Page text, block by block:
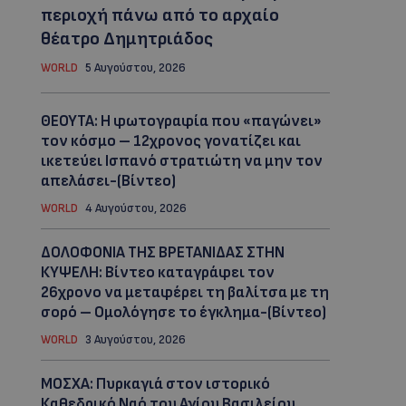
περιοχή πάνω από το αρχαίο
θέατρο Δημητριάδος
WORLD 5 Αυγούστου, 2026
ΘΕΟΥΤΑ: Η φωτογραφία που «παγώνει»
τον κόσμο – 12χρονος γονατίζει και
ικετεύει Ισπανό στρατιώτη να μην τον
απελάσει-(Βίντεο)
WORLD 4 Αυγούστου, 2026
ΔΟΛΟΦΟΝΙΑ ΤΗΣ ΒΡΕΤΑΝΙΔΑΣ ΣΤΗΝ
ΚΥΨΕΛΗ: Βίντεο καταγράφει τον
26χρονο να μεταφέρει τη βαλίτσα με τη
σορό – Ομολόγησε το έγκλημα-(Βίντεο)
WORLD 3 Αυγούστου, 2026
ΜΟΣΧΑ: Πυρκαγιά στον ιστορικό